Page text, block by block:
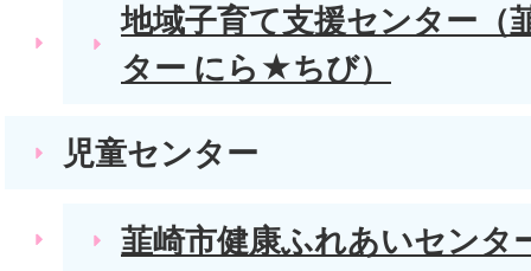
地域子育て支援センター（
ター にら★ちび）
児童センター
韮崎市健康ふれあいセンタ